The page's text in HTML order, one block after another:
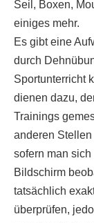
Seil, Boxen,
einiges mehr.
Es gibt eine
durch
Sportunterricht
dienen dazu,
Trainings
anderen
sofern man
Bildschirm
tatsächlich
überprüfen,